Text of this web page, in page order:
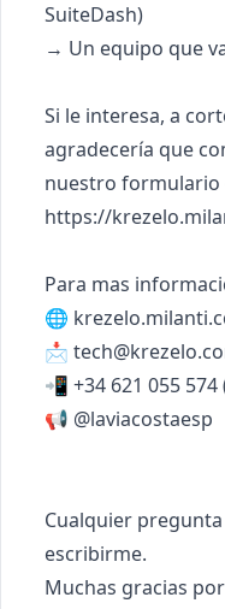
SuiteDash)
→ Un equipo que
Si le interesa, a
agradecería que
nuestro formulario
https://
Para mas
🌐
📩
📲 +34 621 055
📢 @laviacostaesp
Cualquier
escribirme.
Muchas gracias